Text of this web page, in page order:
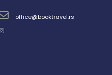
office@booktravel.rs